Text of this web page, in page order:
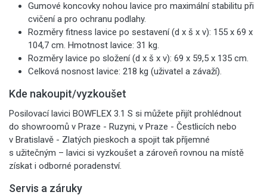
Gumové koncovky nohou lavice pro maximální stabilitu při
cvičení a pro ochranu podlahy.
Rozměry fitness lavice po sestavení (d x š x v): 155 x 69 x
104,7 cm. Hmotnost lavice: 31 kg.
Rozměry lavice po složení (d x š x v): 69 x 59,5 x 135 cm.
Celková nosnost lavice: 218 kg (uživatel a závaží).
Kde nakoupit/vyzkoušet
Posilovací lavici BOWFLEX 3.1 S si můžete přijít prohlédnout
do showroomů v Praze - Ruzyni, v Praze - Čestlicích nebo
v Bratislavě - Zlatých pieskoch a spojit tak příjemné
s užitečným – lavici si vyzkoušet a zároveň rovnou na místě
získat i odborné poradenství.
Servis a záruky